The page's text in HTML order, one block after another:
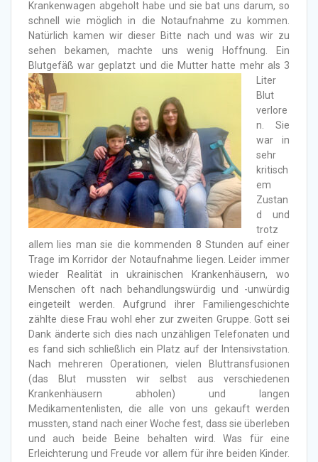
Krankenwagen abgeholt habe und sie bat uns darum, so
schnell wie möglich in die Notaufnahme zu kommen.
Natürlich kamen wir dieser Bitte nach und was wir zu
sehen bekamen, machte uns wenig Hoffnung. Ein
Blutgefäß war geplatzt und die Mutter hatte mehr als 3
Liter
Blut
verlore
n. Sie
war in
sehr
kritisch
em
Zustan
d und
trotz
allem lies man sie die kommenden 8 Stunden auf einer
Trage im Korridor der Notaufnahme liegen. Leider immer
wieder Realität in ukrainischen Krankenhäusern, wo
Menschen oft nach behandlungswürdig und -unwürdig
eingeteilt werden. Aufgrund ihrer Familiengeschichte
zählte diese Frau wohl eher zur zweiten Gruppe. Gott sei
Dank änderte sich dies nach unzähligen Telefonaten und
es fand sich schließlich ein Platz auf der Intensivstation.
Nach mehreren Operationen, vielen Bluttransfusionen
(das Blut mussten wir selbst aus verschiedenen
Krankenhäusern abholen) und langen
Medikamentenlisten, die alle von uns gekauft werden
mussten, stand nach einer Woche fest, dass sie überleben
und auch beide Beine behalten wird. Was für eine
Erleichterung und Freude vor allem für ihre beiden Kinder.